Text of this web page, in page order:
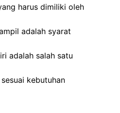
harus dimiliki oleh
adalah syarat
adalah salah satu
kebutuhan